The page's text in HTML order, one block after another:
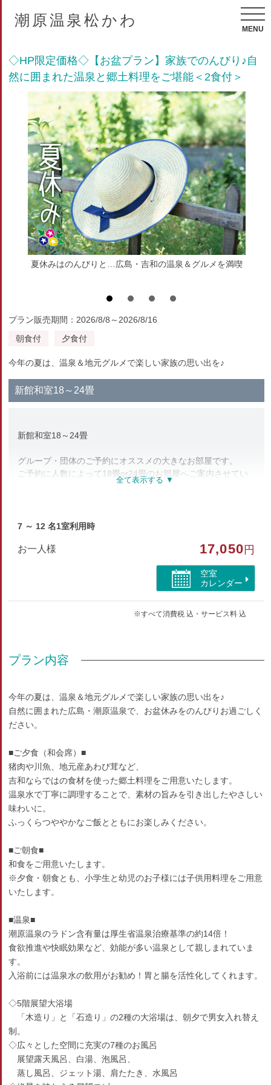
潮原温泉松かわ
MENU
◇HP限定価格◇【お盆プラン】家族でのんびり♪自
然に囲まれた温泉と郷土料理をご堪能＜2食付＞
夏休みはのんびりと…広島・吉和の温泉＆グルメを満喫
プラン販売期間：2026/8/8～2026/8/16
朝食付
夕食付
今年の夏は、温泉＆地元グルメで楽しい家族の思い出を♪
新館和室18～24畳
新館和室18～24畳
グループ・団体のご予約にオススメの大きなお部屋です。
ご予約に人数によって18畳or24畳のお部屋へご案内させてい
部屋種別
トイレ/洗浄機付トイレ/山が見える
7 ～ 12 名1室利用時
お一人様 17,050 円
空室
カレンダー
※すべて消費税 込・サービス料 込
プラン内容
今年の夏は、温泉＆地元グルメで楽しい家族の思い出を♪
自然に囲まれた広島・潮原温泉で、お盆休みをのんびりお過ごしく
ださい。
■ご夕食（和会席）■
猪肉や川魚、地元産あわび茸など、
吉和ならではの食材を使った郷土料理をご用意いたします。
温泉水で丁寧に調理することで、素材の旨みを引き出したやさしい
味わいに。
ふっくらつややかなご飯とともにお楽しみください。
■ご朝食■
和食をご用意いたします。
※夕食・朝食とも、小学生と幼児のお子様には子供用料理をご用意
いたします。
■温泉■
潮原温泉のラドン含有量は厚生省温泉治療基準の約14倍！
食欲推進や快眠効果など、効能が多い温泉として親しまれていま
す。
入浴前には温泉水の飲用がお勧め！胃と腸を活性化してくれます。
◇5階展望大浴場
「木造り」と「石造り」の2種の大浴場は、朝夕で男女入れ替え
制。
◇広々とした空間に充実の7種のお風呂
展望露天風呂、白湯、泡風呂、
蒸し風呂、ジェット湯、肩たたき、水風呂